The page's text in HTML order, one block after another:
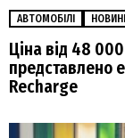
АВТОМОБІЛІ
Ціна від 48
представлено
Recharge